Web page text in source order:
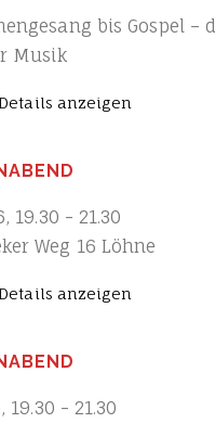
bis Gospel –
Musik
anzeigen
, 19.30 - 21.30
Weg 16 Löhne
anzeigen
, 19.30 - 21.30